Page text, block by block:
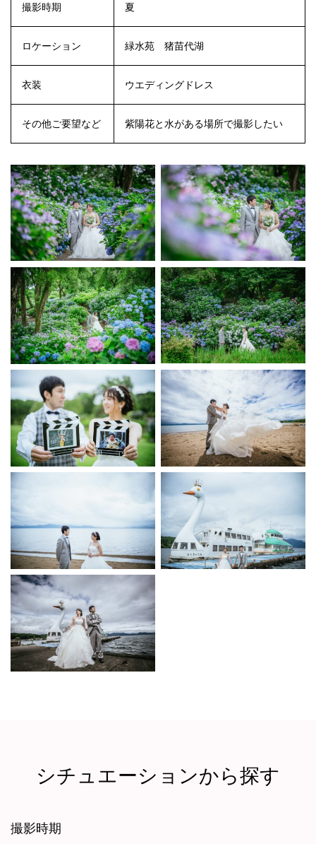
撮影時期 夏
ロケーション 緑水苑 猪苗代湖
衣装 ウエディングドレス
その他ご要望など 紫陽花と水がある場所で撮影したい
シチュエーションから探す
撮影時期